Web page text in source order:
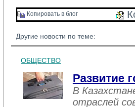
Копировать в блог
Другие новости по теме:
ОБЩЕСТВО
Развитие
В
отраслей